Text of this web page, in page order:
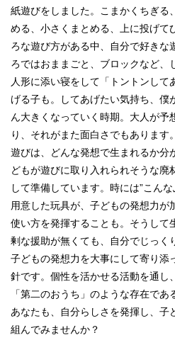
紙遊びをしました。こまかくちぎる
める、小さくまとめる、上に投げ
ろな遊び方がある中、自分で好きな
ろではおままごと、ブロックなど、
人形に添い寝をして「トントンして
げる子も。してあげたい気持ち、僕
ん大きくなっていく時期。大人が予
り、それがまた面白さでもあります。
遊びは、どんな発想で生まれるか分
どもが遊びに取り入れられそうな廃
して準備しています。時には”こん
用意した玩具が、子どもの発想力が
使い方を発揮することも。そうして
剰な援助が無くても、自分でじっく
子どもの発想力を大事にして寄り添
針です。個性を活かせる活動を通し
「第二のおうち」のような存在であ
あなたも、自分らしさを発揮し、子
組んでみませんか？